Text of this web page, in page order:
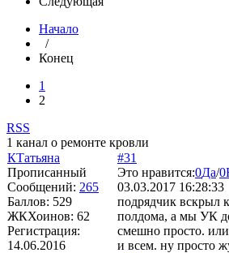
Начало
/
Конец
1
2
RSS
1 канал о ремонте кровли
КТатьяна
Прописанный
Сообщений: 265
Баллов: 529
ЖКХоинов: 62
Регистрация:
14.06.2016
#31
Это нравится:0Да/0
03.03.2017 16:28:33
подрядчик вскрыл
полдома, а мы УК
смешно просто.
и всем. ну просто